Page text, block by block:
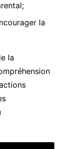
la
la